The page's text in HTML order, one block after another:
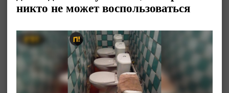
никто не может воспользоваться